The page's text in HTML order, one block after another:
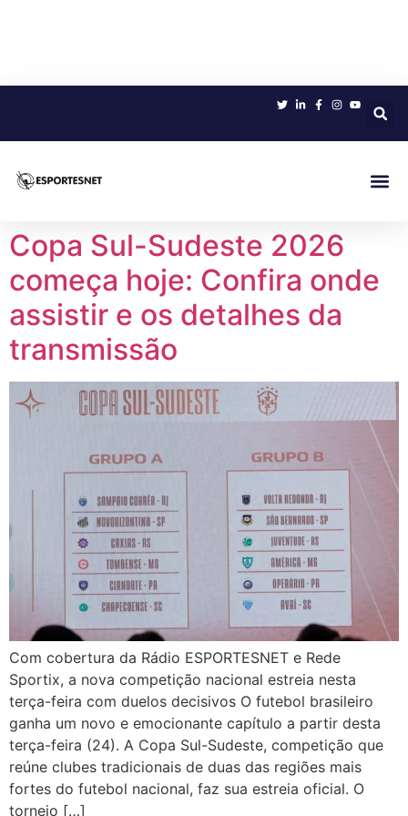
Copa Sul-Sudeste 2026
começa hoje: Confira onde
assistir e os detalhes da
transmissão
Com cobertura da Rádio ESPORTESNET e Rede
Sportix, a nova competição nacional estreia nesta
terça-feira com duelos decisivos O futebol brasileiro
ganha um novo e emocionante capítulo a partir desta
terça-feira (24). A Copa Sul-Sudeste, competição que
reúne clubes tradicionais de duas das regiões mais
fortes do futebol nacional, faz sua estreia oficial. O
torneio […]